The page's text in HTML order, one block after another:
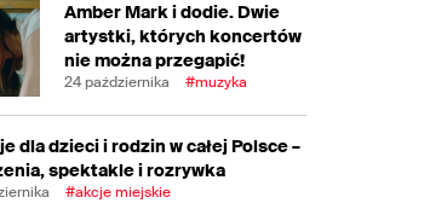
Amber Mark i dodie. Dwie
artystki, których koncertów
nie można przegapić!
24 października #muzyka
dla dzieci i rodzin w całej Polsce –
spektakle i rozrywka
#akcje miejskie